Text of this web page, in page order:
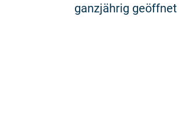
ganzjährig geöffnet